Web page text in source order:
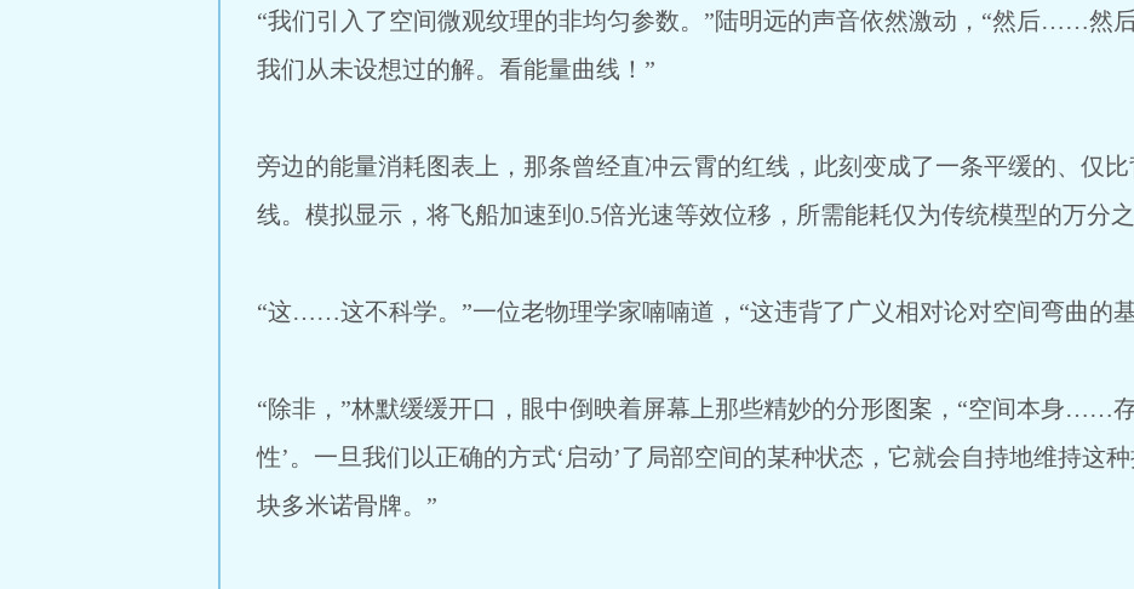
“我们引入了空间微观纹理的非均匀参数。”陆明远的声音依然激动，“然后……然
我们从未设想过的解。看能量曲线！”
旁边的能量消耗图表上，那条曾经直冲云霄的红线，此刻变成了一条平缓的、仅
线。模拟显示，将飞船加速到0.5倍光速等效位移，所需能耗仅为传统模型的万分之
“这……这不科学。”一位老物理学家喃喃道，“这违背了广义相对论对空间弯曲
“除非，”林默缓缓开口，眼中倒映着屏幕上那些精妙的分形图案，“空间本身……存
性’。一旦我们以正确的方式‘启动’了局部空间的某种状态，它就会自持地维持这
块多米诺骨牌。”